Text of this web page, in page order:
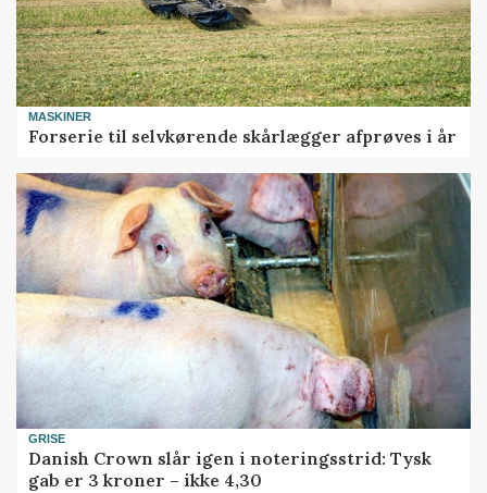
MASKINER
Forserie til selvkørende skårlægger afprøves i år
GRISE
Danish Crown slår igen i noteringsstrid: Tysk
gab er 3 kroner – ikke 4,30